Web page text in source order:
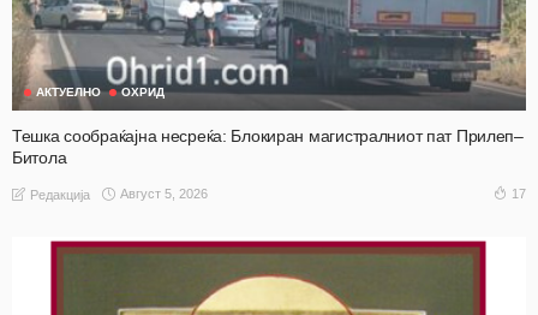
АКТУЕЛНО ОХРИД
Тешка сообраќајна несреќа: Блокиран магистралниот пат Прилеп–
Битола
Редакција Август 5, 2026 17